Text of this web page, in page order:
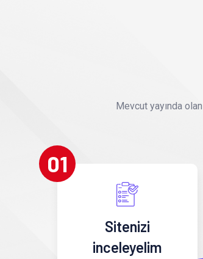
Mevcut yayında
01
Sitenizi
inceleyelim